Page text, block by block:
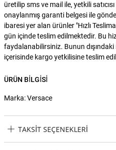
üretilip sms ve mail ile, yetkili
onaylanmış garanti belgesi ile
ibaresi yer alan ürünler "Hızlı
gün içinde teslim edilmektedir. Bu
faydalanabilirsiniz. Bunun
içerisinde kargo yetkilisine teslim
ÜRÜN BILGISI
Marka: Versace
TAKSIT SEÇENEKLERI